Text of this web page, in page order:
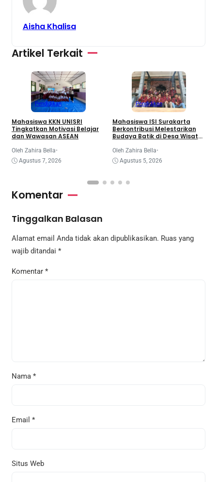
Aisha Khalisa
Artikel Terkait
Pendidikan
Mahasiswa KKN UNISRI
Tingkatkan Motivasi Belajar
dan Wawasan ASEAN
Oleh Zahira Bella•
Agustus 7, 2026
Pendidikan
Mahasiswa ISI Surakarta
Berkontribusi Melestarikan
Budaya Batik di Desa Wisata
Oleh Zahira Bella•
Agustus 5, 2026
Komentar
Tinggalkan Balasan
Alamat email Anda tidak akan dipublikasikan. Ruas yang
wajib ditandai *
Komentar *
Nama *
Email *
Situs Web